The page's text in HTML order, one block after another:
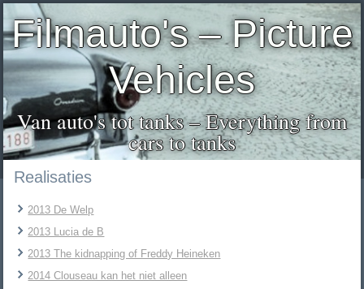
Filmauto's – Picture
Vehicles
Van auto's tot tanks – Everything from
cars to tanks
Realisaties
2013 De Welp
2013 Lucia de B
2013 The kidnapping of Freddy Heineken
2014 Clouseau kan het niet alleen